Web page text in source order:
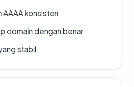
AAAA konsisten
domain dengan benar
stabil